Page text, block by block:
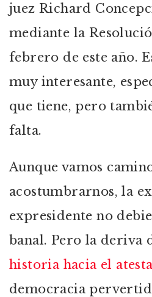
juez Richard
mediante la
febrero de este año.
muy interesante,
que tiene, pero
falta.
Aunque vamos
acostumbrarnos, la
expresidente no
banal. Pero la deriva
historia hacia el
democracia